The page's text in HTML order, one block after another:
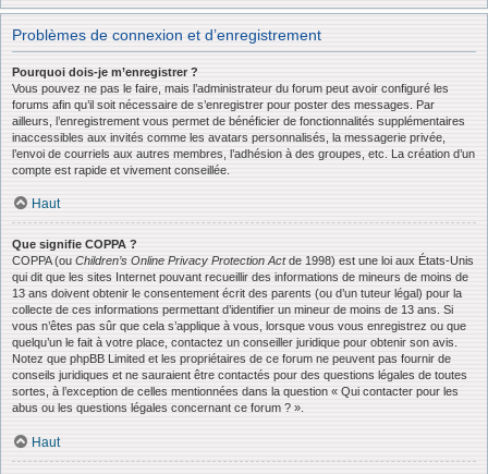
Problèmes de connexion et d’enregistrement
Pourquoi dois-je m’enregistrer ?
Vous pouvez ne pas le faire, mais l’administrateur du forum peut avoir configuré les
forums afin qu’il soit nécessaire de s’enregistrer pour poster des messages. Par
ailleurs, l’enregistrement vous permet de bénéficier de fonctionnalités supplémentaires
inaccessibles aux invités comme les avatars personnalisés, la messagerie privée,
l’envoi de courriels aux autres membres, l’adhésion à des groupes, etc. La création d’un
compte est rapide et vivement conseillée.
Haut
Que signifie COPPA ?
COPPA (ou Children’s Online Privacy Protection Actde 1998) est une loi aux États-Unis
qui dit que les sites Internet pouvant recueillir des informations de mineurs de moins de
13 ans doivent obtenir le consentement écrit des parents (ou d’un tuteur légal) pour la
collecte de ces informations permettant d’identifier un mineur de moins de 13 ans. Si
vous n’êtes pas sûr que cela s’applique à vous, lorsque vous vous enregistrez ou que
quelqu’un le fait à votre place, contactez un conseiller juridique pour obtenir son avis.
Notez que phpBB Limited et les propriétaires de ce forum ne peuvent pas fournir de
conseils juridiques et ne sauraient être contactés pour des questions légales de toutes
sortes, à l’exception de celles mentionnées dans la question « Qui contacter pour les
abus ou les questions légales concernant ce forum ? ».
Haut